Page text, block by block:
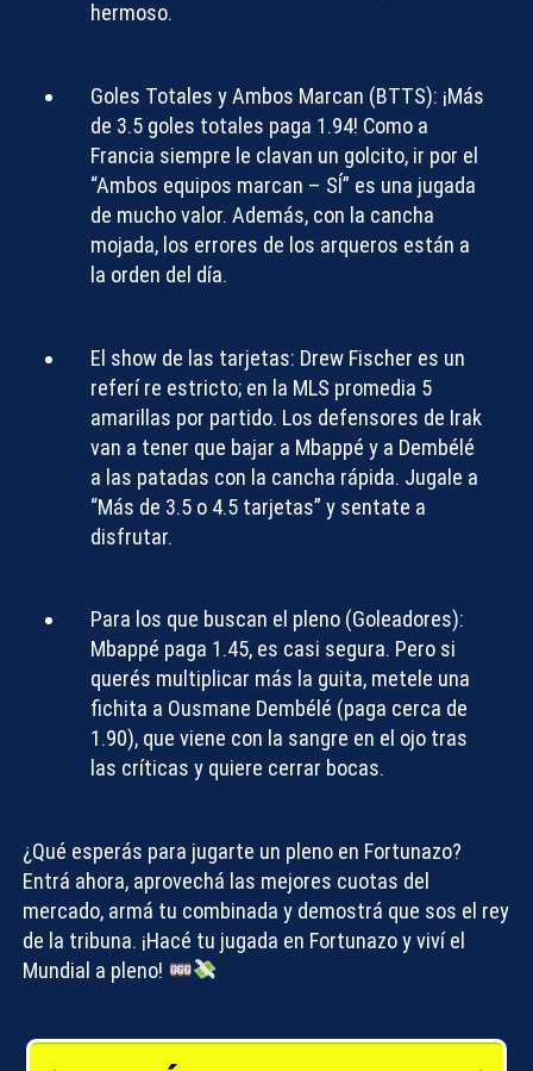
hermoso.
Goles Totales y Ambos Marcan (BTTS): ¡Más
de 3.5 goles totales paga 1.94! Como a
Francia siempre le clavan un golcito, ir por el
“Ambos equipos marcan – SÍ” es una jugada
de mucho valor. Además, con la cancha
mojada, los errores de los arqueros están a
la orden del día.
El show de las tarjetas: Drew Fischer es un
referí re estricto; en la MLS promedia 5
amarillas por partido. Los defensores de Irak
van a tener que bajar a Mbappé y a Dembélé
a las patadas con la cancha rápida. Jugale a
“Más de 3.5 o 4.5 tarjetas” y sentate a
disfrutar.
Para los que buscan el pleno (Goleadores):
Mbappé paga 1.45, es casi segura. Pero si
querés multiplicar más la guita, metele una
fichita a Ousmane Dembélé (paga cerca de
1.90), que viene con la sangre en el ojo tras
las críticas y quiere cerrar bocas.
¿Qué esperás para jugarte un pleno en Fortunazo?
Entrá ahora, aprovechá las mejores cuotas del
mercado, armá tu combinada y demostrá que sos el rey
de la tribuna. ¡Hacé tu jugada en Fortunazo y viví el
Mundial a pleno!